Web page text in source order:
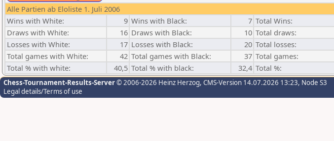
Alle Partien ab Eloliste 1. Juli 2006
Wins with White:
9 Wins with Black: 7 Total Wins:
Draws with White:
16 Draws with Black: 10 Total draws:
Losses with White:
17 Losses with Black: 20 Total losses:
Total games with White:
42 Total games with Black: 37 Total games:
Total % with white:
40,5 Total % with black: 32,4 Total %:
Chess-Tournament-Results-Server© 2006-2026 Heinz Herzog, CMS-Version 14.07.2026 13:23, Node S3
Legal details/Terms of use